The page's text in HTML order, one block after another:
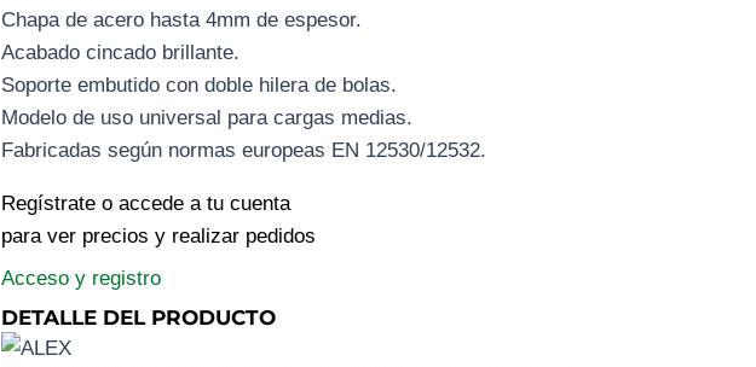
Chapa de acero hasta 4mm de espesor.
Acabado cincado brillante.
Soporte embutido con doble hilera de bolas.
Modelo de uso universal para cargas medias.
Fabricadas según normas europeas EN 12530/12532.
Regístrate o accede a tu cuenta
para ver precios y realizar pedidos
Acceso y registro
DETALLE DEL PRODUCTO